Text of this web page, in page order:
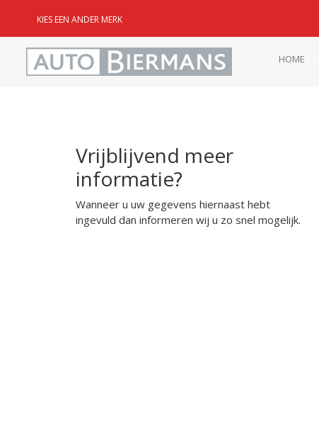
KIES EEN ANDER MERK
HOME
Vrijblijvend meer
informatie?
Wanneer u uw gegevens hiernaast hebt
ingevuld dan informeren wij u zo snel mogelijk.